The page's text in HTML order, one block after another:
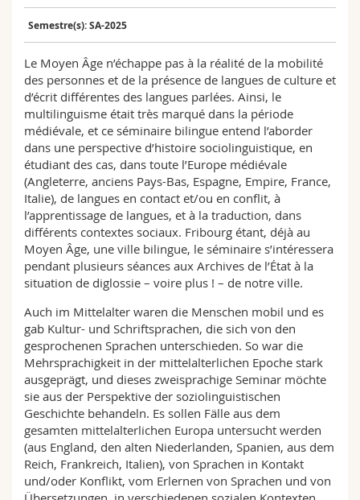
Semestre(s): SA-2025
Le Moyen Âge n’échappe pas à la réalité de la mobilité
des personnes et de la présence de langues de culture et
d’écrit différentes des langues parlées. Ainsi, le
multilinguisme était très marqué dans la période
médiévale, et ce séminaire bilingue entend l’aborder
dans une perspective d’histoire sociolinguistique, en
étudiant des cas, dans toute l’Europe médiévale
(Angleterre, anciens Pays-Bas, Espagne, Empire, France,
Italie), de langues en contact et/ou en conflit, à
l’apprentissage de langues, et à la traduction, dans
différents contextes sociaux. Fribourg étant, déjà au
Moyen Âge, une ville bilingue, le séminaire s’intéressera
pendant plusieurs séances aux Archives de l’État à la
situation de diglossie – voire plus ! – de notre ville.
Auch im Mittelalter waren die Menschen mobil und es
gab Kultur- und Schriftsprachen, die sich von den
gesprochenen Sprachen unterschieden. So war die
Mehrsprachigkeit in der mittelalterlichen Epoche stark
ausgeprägt, und dieses zweisprachige Seminar möchte
sie aus der Perspektive der soziolinguistischen
Geschichte behandeln. Es sollen Fälle aus dem
gesamten mittelalterlichen Europa untersucht werden
(aus England, den alten Niederlanden, Spanien, aus dem
Reich, Frankreich, Italien), von Sprachen in Kontakt
und/oder Konflikt, vom Erlernen von Sprachen und von